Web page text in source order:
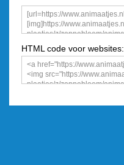
een plaatje
HTML code voor websites: